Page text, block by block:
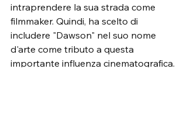
intraprendere la sua strada come
filmmaker. Quindi, ha scelto di
includere "Dawson" nel suo nome
d'arte come tributo a questa
importante influenza cinematografica.